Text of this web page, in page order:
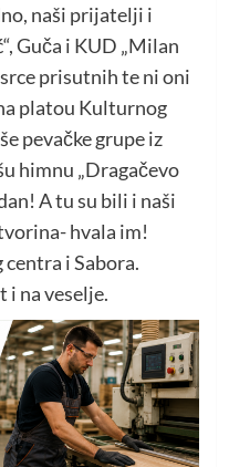
naši prijatelji i
Guča i KUD „Milan
prisutnih te ni oni
platou Kulturnog
pevačke grupe iz
himnu „Dragačevo
A tu su bili i naši
hvala im!
i Sabora.
i na veselje.